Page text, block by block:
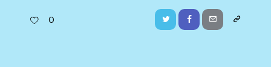
0 Twitter FacebookEmail
Copy